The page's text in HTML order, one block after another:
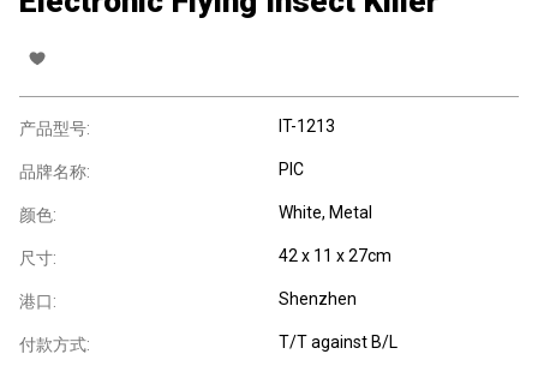
产品型号: IT-1213
品牌名称: PIC
颜色: White, Metal
尺寸: 42 x 11 x 27cm
港口: Shenzhen
付款方式: T/T against B/L